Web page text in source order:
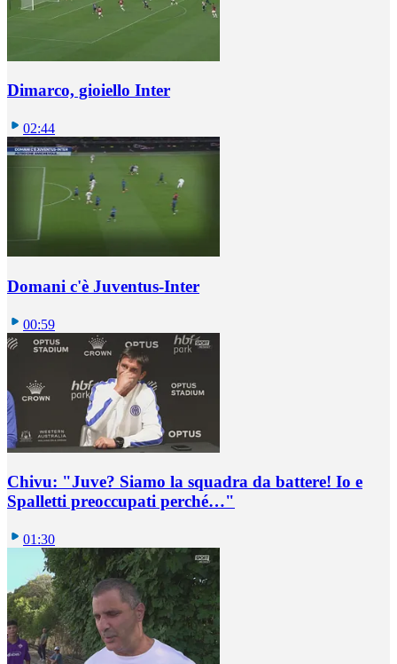
Dimarco, gioiello Inter
02:44
Domani c'è Juventus-Inter
00:59
Chivu: "Juve? Siamo la squadra da battere! Io e
Spalletti preoccupati perché…"
01:30